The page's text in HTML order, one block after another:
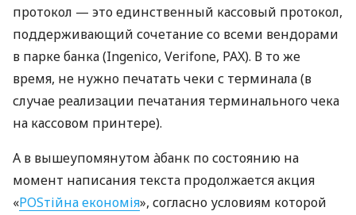
протокол — это единственный кассовый протокол,
поддерживающий сочетание со всеми вендорами
в парке банка (Ingenico, Verifone, PAX). В то же
время, не нужно печатать чеки с терминала (в
случае реализации печатания терминального чека
на кассовом принтере).
А в вышеупомянутом àбанк по состоянию на
момент написания текста продолжается акция
«POSтійна економія», согласно условиям которой